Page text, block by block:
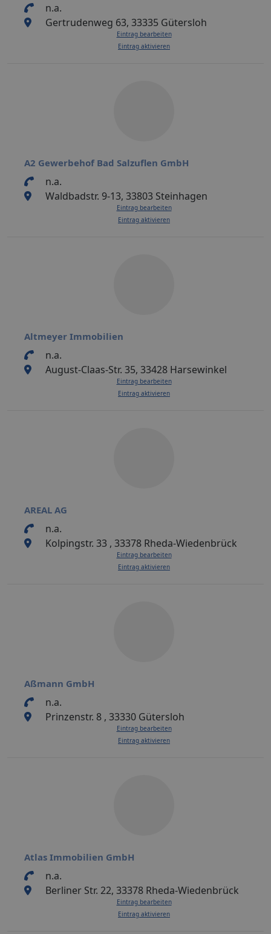
n.a.
Gertrudenweg 63, 33335 Gütersloh
Eintrag bearbeiten
Eintrag aktivieren
A2 Gewerbehof Bad Salzuflen GmbH
n.a.
Waldbadstr. 9-13, 33803 Steinhagen
Eintrag bearbeiten
Eintrag aktivieren
Altmeyer Immobilien
n.a.
August-Claas-Str. 35, 33428 Harsewinkel
Eintrag bearbeiten
Eintrag aktivieren
AREAL AG
n.a.
Kolpingstr. 33 , 33378 Rheda-Wiedenbrück
Eintrag bearbeiten
Eintrag aktivieren
Aßmann GmbH
n.a.
Prinzenstr. 8 , 33330 Gütersloh
Eintrag bearbeiten
Eintrag aktivieren
Atlas Immobilien GmbH
n.a.
Berliner Str. 22, 33378 Rheda-Wiedenbrück
Eintrag bearbeiten
Eintrag aktivieren